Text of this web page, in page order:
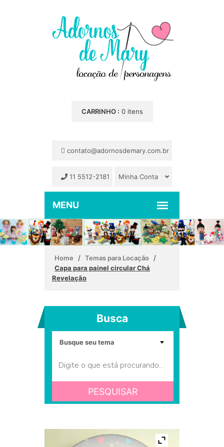
CARRINHO : 0 itens
contato@adornosdemary.com.br
11 5512-2181 Minha Conta
Home / Temas para Locação /
Capa para painel circular Chá
Revelação
Busca
PESQUISAR